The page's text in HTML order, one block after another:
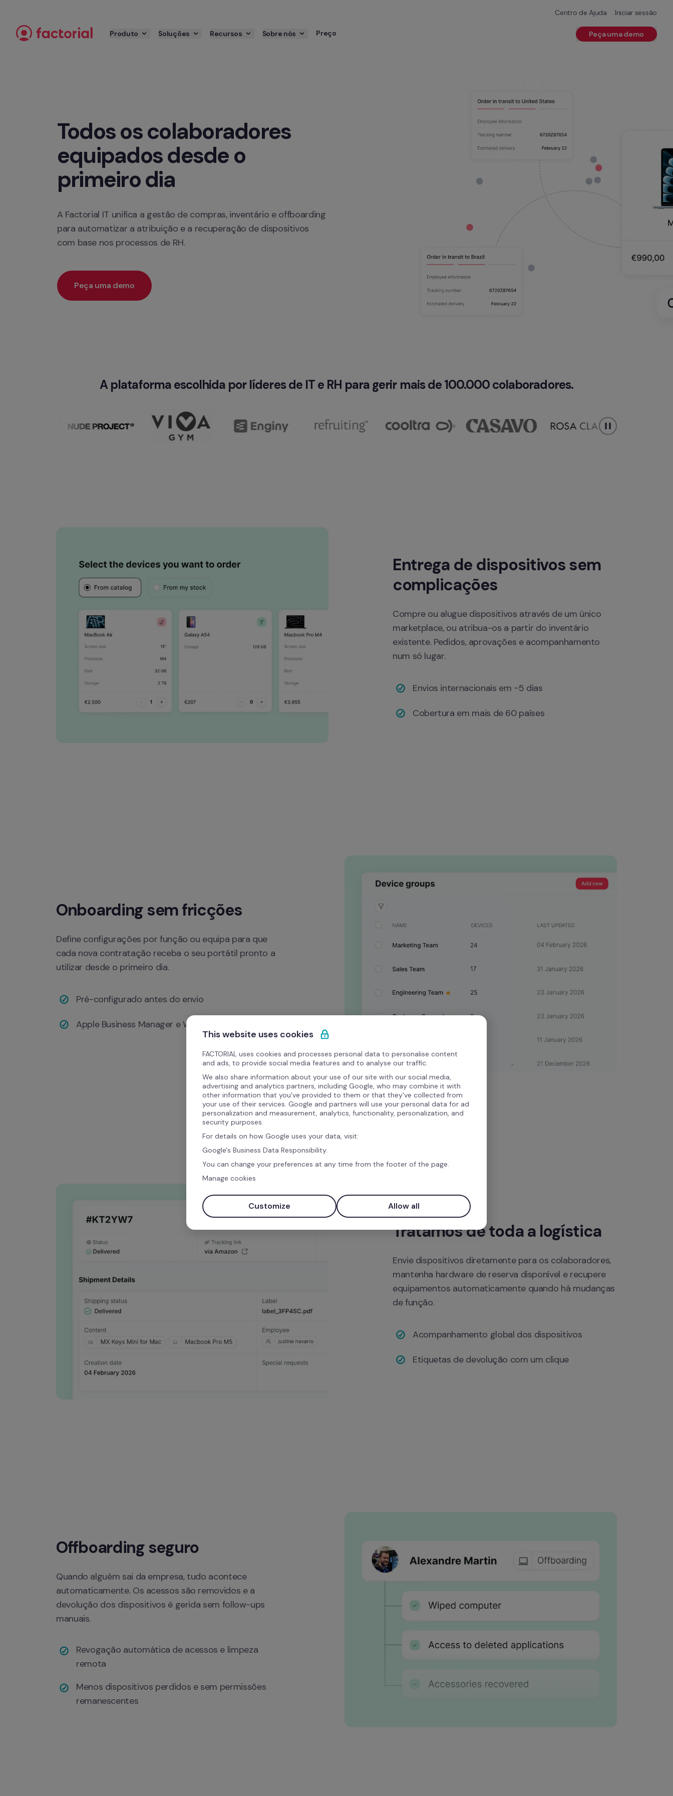
Centro de Ajuda Iniciar sessão
Produto Soluções Recursos Sobre nós Preço Peça uma demo
Todos os colaboradores
equipados desde o
primeiro dia
A Factorial IT unifica a gestão de compras, inventário e offboarding
para automatizar a atribuição e a recuperação de dispositivos
com base nos processos de RH.
Peça uma demo
A plataforma escolhida por líderes de IT e RH para gerir mais de 100.000 colaboradores.
Entrega de dispositivos sem
complicações
Compre ou alugue dispositivos através de um único
marketplace, ou atribua-os a partir do inventário
existente. Pedidos, aprovações e acompanhamento
num só lugar.
Envios internacionais em ~5 dias
Cobertura em mais de 60 países
Onboarding sem fricções
Define configurações por função ou equipa para que
cada nova contratação receba o seu portátil pronto a
utilizar desde o primeiro dia.
Pré-configurado antes do envio
Apple Business Manager e Windows Autopilot
Tratamos de toda a logística
Envie dispositivos diretamente para os colaboradores,
mantenha hardware de reserva disponível e recupere
equipamentos automaticamente quando há mudanças
de função.
Acompanhamento global dos dispositivos
Etiquetas de devolução com um clique
Offboarding seguro
Quando alguém sai da empresa, tudo acontece
automaticamente. Os acessos são removidos e a
devolução dos dispositivos é gerida sem follow-ups
manuais.
Revogação automática de acessos e limpeza
remota
Menos dispositivos perdidos e sem permissões
remanescentes
This website uses cookies
FACTORIAL uses cookies and processes personal data to personalise content
and ads, to provide social media features and to analyse our traffic.
We also share information about your use of our site with our social media,
advertising and analytics partners, including Google, who may combine it with
other information that you've provided to them or that they've collected from
your use of their services. Google and partners will use your personal data for ad
personalization and measurement, analytics, functionality, personalization, and
security purposes.
For details on how Google uses your data, visit:
Google's Business Data Responsibility.
You can change your preferences at any time from the footer of the page.
Manage cookies
Customize Allow all